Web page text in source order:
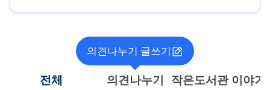
의견나누기 글쓰기
전체 의견나누기 작은도서관 이야기